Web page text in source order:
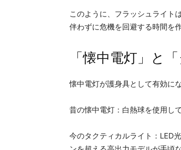
このように、フラッシュライト
伴わずに危機を回避する時間を
「懐中電灯」と
懐中電灯が護身具として有効に
昔の懐中電灯：白熱球を使用し
今のタクティカルライト：LED